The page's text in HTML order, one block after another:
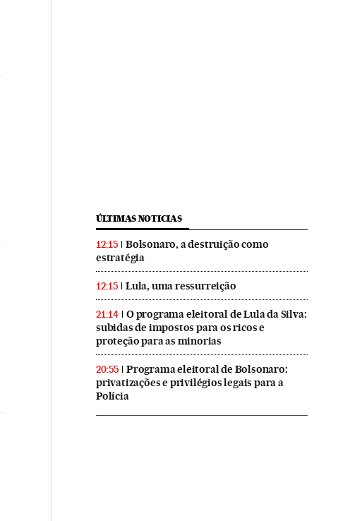
ÚLTIMAS NOTICIAS
12:15
Bolsonaro, a destruição como
estratégia
12:15 Lula, uma ressurreição
21:14
O programa eleitoral de Lula da Silva:
subidas de impostos para os ricos e
proteção para as minorias
20:55
Programa eleitoral de Bolsonaro:
privatizações e privilégios legais para a
Polícia